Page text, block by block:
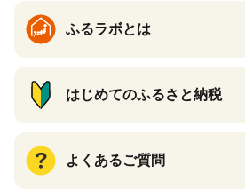
ふるラボとは
はじめてのふるさと納税
よくあるご質問